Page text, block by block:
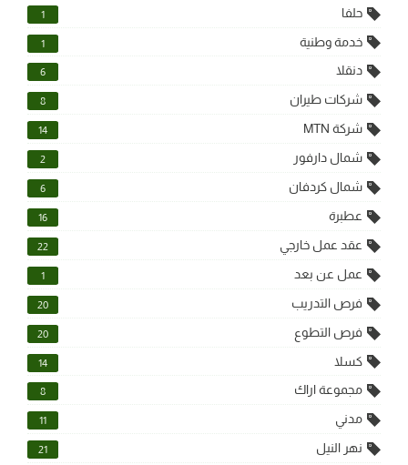
حلفا 1
خدمة وطنية 1
دنقلا 6
شركات طيران 8
شركة MTN 14
شمال دارفور 2
شمال كردفان 6
عطبرة 16
عقد عمل خارجي 22
عمل عن بعد 1
فرص التدريب 20
فرص التطوع 20
كسلا 14
مجموعة اراك 8
مدني 11
نهر النيل 21